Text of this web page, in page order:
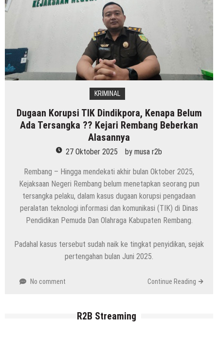
KRIMINAL
Dugaan Korupsi TIK Dindikpora, Kenapa Belum
Ada Tersangka ?? Kejari Rembang Beberkan
Alasannya
27 Oktober 2025 by musa r2b
Rembang – Hingga mendekati akhir bulan Oktober 2025,
Kejaksaan Negeri Rembang belum menetapkan seorang pun
tersangka pelaku, dalam kasus dugaan korupsi pengadaan
peralatan teknologi informasi dan komunikasi (TIK) di Dinas
Pendidikan Pemuda Dan Olahraga Kabupaten Rembang.
Padahal kasus tersebut sudah naik ke tingkat penyidikan, sejak
pertengahan bulan Juni 2025.
No comment Continue Reading
R2B Streaming